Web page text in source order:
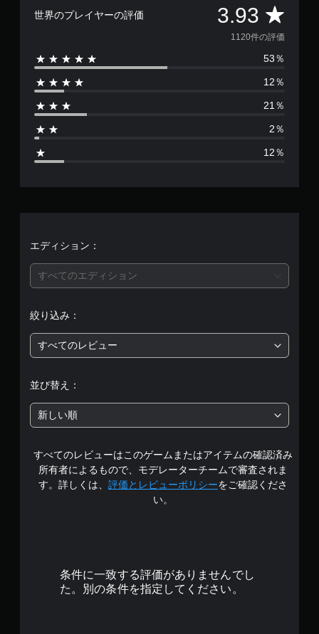
世界のプレイヤーの評価 3.93 評
価
数
は
1
価
は
段
階
中
の
1120件の評価
53％
12％
21％
2％
12％
エディション：
すべてのエディション
絞り込み：
すべてのレビュー
並び替え：
新しい順
すべてのレビューはこのゲームまたはアイテムの確認済み
所有者によるもので、モデレーターチームで審査されま
す。詳しくは、 評価とレビューポリシーをご確認くださ
い。
条件に一致する評価がありませんでし
た。別の条件を指定してください。